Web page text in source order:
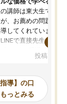
講師は東大生では無
、お薦めの問題集や
してくれています。
LINEで直接先生に質問
れるので、個人に合
のがあり(有料)、受
とをどんなスケジュー
か相談したのですが、
投稿日：
導】の口
っとみる